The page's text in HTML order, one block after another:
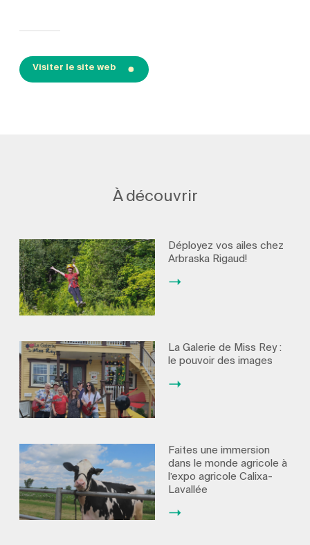
Visiter le site web
À découvrir
Déployez vos ailes chez
Arbraska Rigaud!
La Galerie de Miss Rey :
le pouvoir des images
Faites une immersion
dans le monde agricole à
l’expo agricole Calixa-
Lavallée